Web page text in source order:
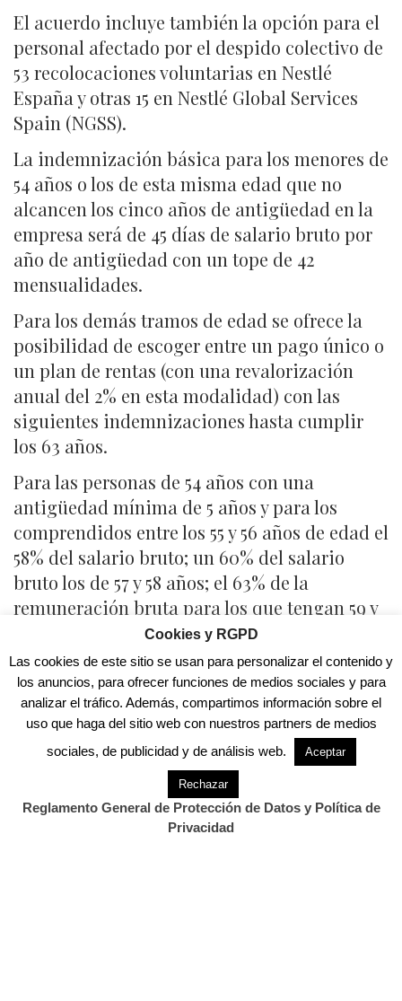
El acuerdo incluye también la opción para el
personal afectado por el despido colectivo de
53 recolocaciones voluntarias en Nestlé
España y otras 15 en Nestlé Global Services
Spain (NGSS).
La indemnización básica para los menores de
54 años o los de esta misma edad que no
alcancen los cinco años de antigüedad en la
empresa será de 45 días de salario bruto por
año de antigüedad con un tope de 42
mensualidades.
Para los demás tramos de edad se ofrece la
posibilidad de escoger entre un pago único o
un plan de rentas (con una revalorización
anual del 2% en esta modalidad) con las
siguientes indemnizaciones hasta cumplir
los 63 años.
Para las personas de 54 años con una
antigüedad mínima de 5 años y para los
comprendidos entre los 55 y 56 años de edad el
58% del salario bruto; un 60% del salario
bruto los de 57 y 58 años; el 63% de la
remuneración bruta para los que tengan 59 y
60 años; y el 65% del salario bruto para los
comprendidos entre los 61 y 62 años.
Para los mayores de 63 años se fija un pago
único equivalente al 75% del salario bruto de
18 mensualidades.
Indemnizaciones adicionales
Además, el acuerdo alcanzado en la
Cookies y RGPD
Las cookies de este sitio se usan para personalizar el contenido y
los anuncios, para ofrecer funciones de medios sociales y para
analizar el tráfico. Además, compartimos información sobre el
uso que haga del sitio web con nuestros partners de medios
sociales, de publicidad y de análisis web.
Aceptar
Rechazar
Reglamento General de Protección de Datos y Política de
Privacidad